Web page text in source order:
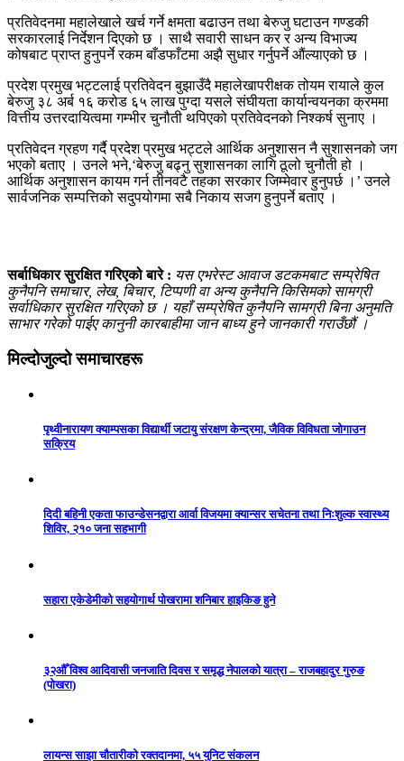
प्रतिवेदनमा महालेखाले खर्च गर्ने क्षमता बढाउन तथा बेरुजु घटाउन गण्डकी
सरकारलाई निर्देशन दिएको छ । साथै सवारी साधन कर र अन्य विभाज्य
कोषबाट प्राप्त हुनुपर्ने रकम बाँडफाँटमा अझै सुधार गर्नुपर्ने औंल्याएको छ ।
प्रदेश प्रमुख भट्टलाई प्रतिवेदन बुझाउँदै महालेखापरीक्षक तोयम रायाले कुल
बेरुजु ३८ अर्ब १६ करोड ६५ लाख पुग्दा यसले संघीयता कार्यान्वयनका क्रममा
वित्तीय उत्तरदायित्वमा गम्भीर चुनौती थपिएको प्रतिवेदनको निश्कर्ष सुनाए ।
प्रतिवेदन ग्रहण गर्दै प्रदेश प्रमुख भट्टले आर्थिक अनुशासन नै सुशासनको जग
भएको बताए । उनले भने,‘बेरुजु बढ्नु सुशासनका लागि ठूलो चुनौती हो ।
आर्थिक अनुशासन कायम गर्न तीनवटै तहका सरकार जिम्मेवार हुनुपर्छ ।’ उनले
सार्वजनिक सम्पत्तिको सदुपयोगमा सबै निकाय सजग हुनुपर्ने बताए ।
सर्बाधिकार सुरक्षित गरिएको बारे : यस एभरेस्ट आवाज डटकमबाट सम्प्रेषित
कुनैपनि समाचार, लेख, बिचार, टिप्पणी वा अन्य कुनैपनि किसिमको सामग्री
सर्वाधिकार सुरक्षित गरिएको छ । यहाँ सम्प्रेषित कुनैपनि सामग्री बिना अनुमति
साभार गरेको पाईए कानुनी कारबाहीमा जान बाध्य हुने जानकारी गराउँछौं ।
मिल्दोजुल्दो समाचारहरू
पृथ्वीनारायण क्याम्पसका विद्यार्थी जटायु संरक्षण केन्द्रमा, जैविक विविधता जोगाउन
सक्रिय
दिदी बहिनी एकता फाउन्डेसनद्वारा आर्वा विजयमा क्यान्सर सचेतना तथा निःशुल्क स्वास्थ्य
शिविर, २१० जना सहभागी
सहारा एकेडेमीको सहयोगार्थ पोखरामा शनिबार हाइकिङ हुने
३२औँ विश्व आदिवासी जनजाति दिवस र समृद्ध नेपालको यात्रा – राजबहादुर गुरुङ
(पोखरा)
लायन्स साझा चौतारीको रक्तदानमा, ५५ युनिट संकलन